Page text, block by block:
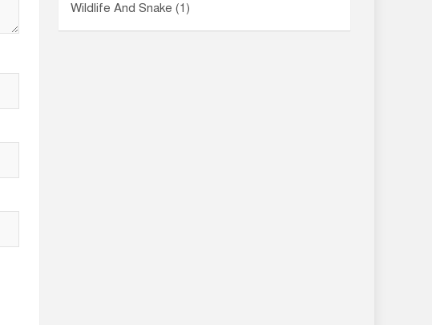
Wildlife And Snake (1)